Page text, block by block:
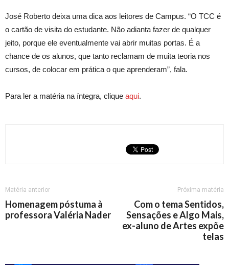
José Roberto deixa uma dica aos leitores de Campus. “O TCC é
o cartão de visita do estudante. Não adianta fazer de qualquer
jeito, porque ele eventualmente vai abrir muitas portas. É a
chance de os alunos, que tanto reclamam de muita teoria nos
cursos, de colocar em prática o que aprenderam”, fala.
Para ler a matéria na íntegra, clique aqui.
Matéria anterior
Homenagem póstuma à
professora Valéria Nader
Próxima matéria
Com o tema Sentidos,
Sensações e Algo Mais,
ex-aluno de Artes expõe
telas